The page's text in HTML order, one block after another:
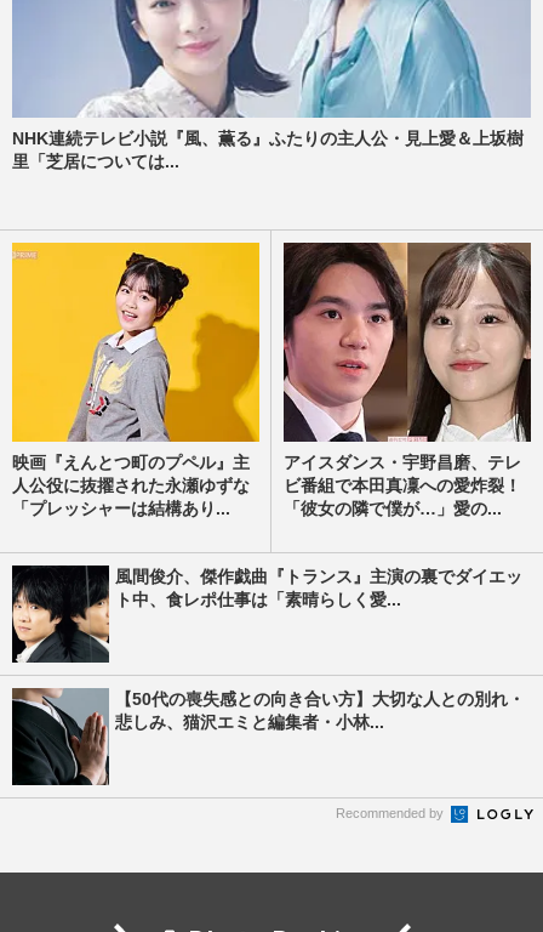
NHK連続テレビ小説『風、薫る』ふたりの主人公・見上愛＆上坂樹
里「芝居については...
映画『えんとつ町のプペル』主
人公役に抜擢された永瀬ゆずな
「プレッシャーは結構あり...
アイスダンス・宇野昌磨、テレ
ビ番組で本田真凜への愛炸裂！
「彼女の隣で僕が…」愛の...
風間俊介、傑作戯曲『トランス』主演の裏でダイエッ
ト中、食レポ仕事は「素晴らしく愛...
【50代の喪失感との向き合い方】大切な人との別れ・
悲しみ、猫沢エミと編集者・小林...
Recommended by